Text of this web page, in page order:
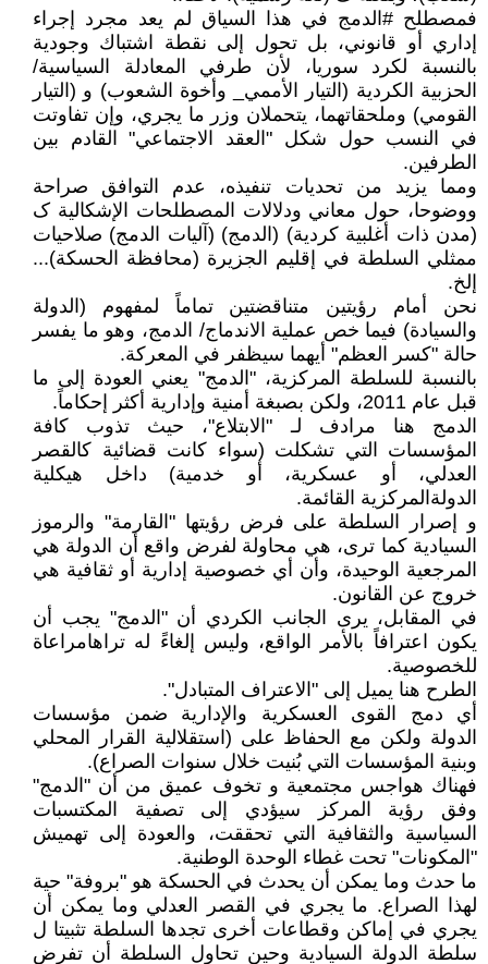
فمصطلح #الدمج في هذا السياق لم يعد مجرد إجراء
إداري أو قانوني، بل تحول إلى نقطة اشتباك وجودية
بالنسبة لكرد سوريا، لأن طرفي المعادلة السياسية/
الحزبية الكردية (التيار الأممي_ وأخوة الشعوب) و (التيار
القومي) وملحقاتهما، يتحملان وزر ما يجري، وإن تفاوتت
في النسب حول شكل "العقد الاجتماعي" القادم بين
الطرفين.
ومما يزيد من تحديات تنفيذه، عدم التوافق صراحة
ووضوحا، حول معاني ودلالات المصطلحات الإشكالية ک
(مدن ذات أغلبية كردية) (الدمج) (آليات الدمج) صلاحيات
ممثلي السلطة في إقليم الجزيرة (محافظة الحسكة)...
إلخ.
نحن أمام رؤيتين متناقضتين تماماً لمفهوم (الدولة
والسيادة) فيما خص عملية الاندماج/ الدمج، وهو ما يفسر
حالة "كسر العظم" أيهما سيظفر في المعركة.
بالنسبة للسلطة المركزية، "الدمج" يعني العودة إلى ما
قبل عام 2011، ولكن بصبغة أمنية وإدارية أكثر إحكاماً.
الدمج هنا مرادف لـ "الابتلاع"، حيث تذوب كافة
المؤسسات التي تشكلت (سواء كانت قضائية كالقصر
العدلي، أو عسكرية، أو خدمية) داخل هيكلية
الدولةالمركزية القائمة.
و إصرار السلطة على فرض رؤيتها "القارمة" والرموز
السيادية كما ترى، هي محاولة لفرض واقع أن الدولة هي
المرجعية الوحيدة، وأن أي خصوصية إدارية أو ثقافية هي
خروج عن القانون.
في المقابل، يرى الجانب الكردي أن "الدمج" يجب أن
يكون اعترافاً بالأمر الواقع، وليس إلغاءً له تراهامراعاة
للخصوصية.
الطرح هنا يميل إلى "الاعتراف المتبادل".
أي دمج القوى العسكرية والإدارية ضمن مؤسسات
الدولة ولكن مع الحفاظ على (استقلالية القرار المحلي
وبنية المؤسسات التي بُنيت خلال سنوات الصراع).
فهناك هواجس مجتمعية و تخوف عميق من أن "الدمج"
وفق رؤية المركز سيؤدي إلى تصفية المكتسبات
السياسية والثقافية التي تحققت، والعودة إلى تهميش
"المكونات" تحت غطاء الوحدة الوطنية.
ما حدث وما يمكن أن يحدث في الحسكة هو "بروفة" حية
لهذا الصراع. ما يجري في القصر العدلي وما يمكن أن
يجري في إماكن وقطاعات أخرى تجدها السلطة تثبيتا ل
سلطة الدولة السيادية وحين تحاول السلطة أن تفرض